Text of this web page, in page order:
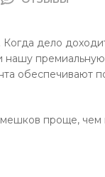
. Когда дело
обеспечивают
проще,